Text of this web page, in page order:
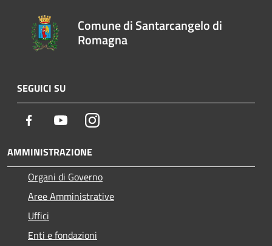
Comune di Santarcangelo di
Romagna
SEGUICI SU
Facebook YoutubeInstagram
AMMINISTRAZIONE
Organi di Governo
Aree Amministrative
Uffici
Enti e fondazioni